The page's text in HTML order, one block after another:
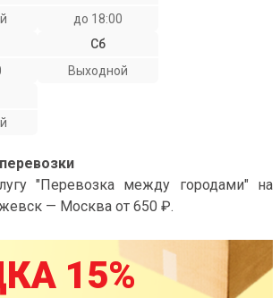
до 18:00
Сб
Выходной
"Перевозка между городами" на
— Москва от 650 ₽.
15%